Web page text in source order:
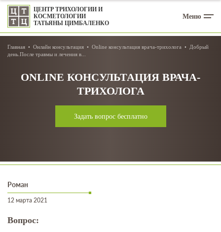
ЦЕНТР ТРИХОЛОГИИ И
КОСМЕТОЛОГИИ
ТАТЬЯНЫ ЦИМБАЛЕНКО
Меню
Главная Онлайн консультация Online консультация врача-трихолога
Добрый
день.После травмы и лечения в...
ONLINE КОНСУЛЬТАЦИЯ ВРАЧА-
ТРИХОЛОГА
Задать вопрос бесплатно
Роман
12 марта 2021
Вопрос: